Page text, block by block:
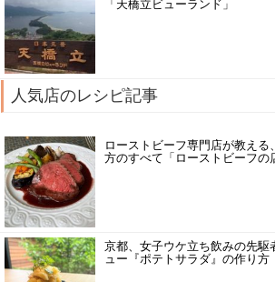
「天橋立ビューランド」
人気店のレシピ記事
ローストビーフ専門店が教える
方のすべて「ローストビーフの
京都、女子ウケ立ち飲みの先駆
ュー『ポテトサラダ』の作り方